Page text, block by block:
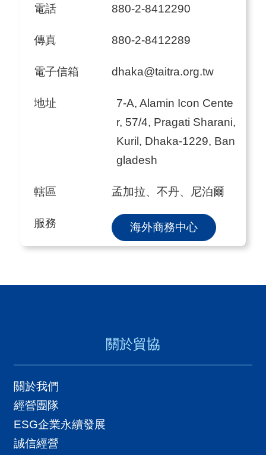
電話 880-2-8412290
傳真 880-2-8412289
電子信箱 dhaka@taitra.org.tw
地址
7-A, Alamin Icon Cente
r, 57/4, Pragati Sharani,
Kuril, Dhaka-1229, Ban
gladesh
轄區 孟加拉、不丹、尼泊爾
服務 海外商務中心
關於貿協
關於我們
經營團隊
ESG企業永續發展
誠信經營